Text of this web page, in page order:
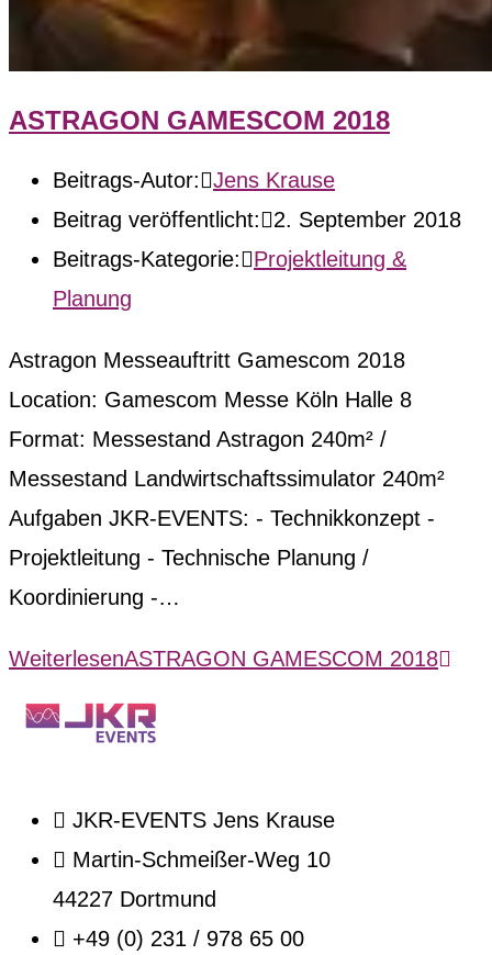
ASTRAGON GAMESCOM 2018
Beitrags-Autor:
Jens Krause
Beitrag veröffentlicht:
2. September 2018
Beitrags-Kategorie:
Projektleitung &
Planung
Astragon Messeauftritt Gamescom 2018
Location: Gamescom Messe Köln Halle 8
Format: Messestand Astragon 240m² /
Messestand Landwirtschaftssimulator 240m²
Aufgaben JKR-EVENTS: - Technikkonzept -
Projektleitung - Technische Planung /
Koordinierung -…
WeiterlesenASTRAGON GAMESCOM 2018
JKR-EVENTS Jens Krause
Martin-Schmeißer-Weg 10
44227 Dortmund
+49 (0) 231 / 978 65 00